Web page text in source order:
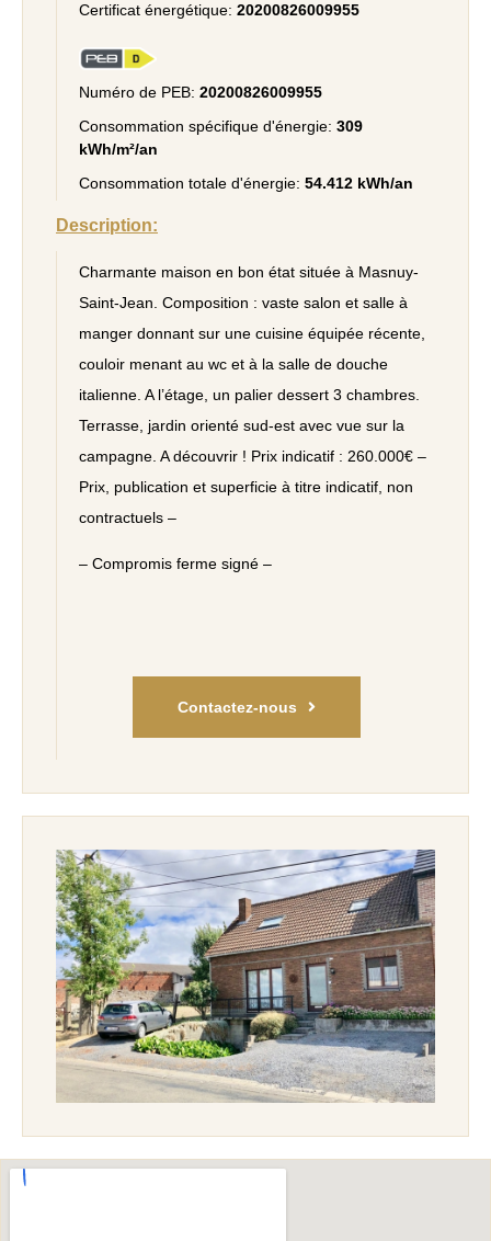
Certificat énergétique: 20200826009955
Numéro de PEB: 20200826009955
Consommation spécifique d'énergie: 309
kWh/m²/an
Consommation totale d'énergie: 54.412 kWh/an
Description:
Charmante maison en bon état située à Masnuy-
Saint-Jean. Composition : vaste salon et salle à
manger donnant sur une cuisine équipée récente,
couloir menant au wc et à la salle de douche
italienne. A l’étage, un palier dessert 3 chambres.
Terrasse, jardin orienté sud-est avec vue sur la
campagne. A découvrir ! Prix indicatif : 260.000€ –
Prix, publication et superficie à titre indicatif, non
contractuels –
– Compromis ferme signé –
Contactez-nous